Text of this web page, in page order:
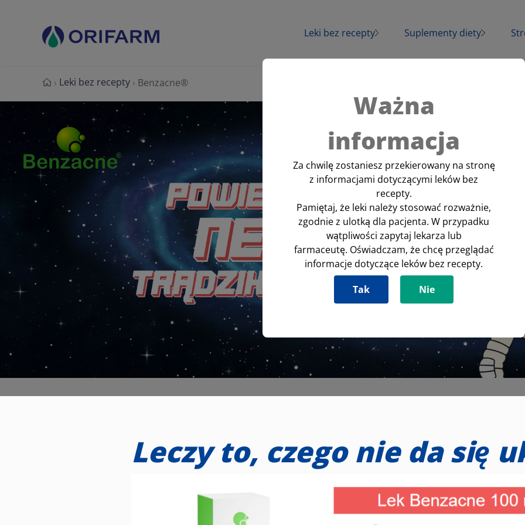
Leki bez recepty
Multi-Sanostol®
Sanosvit® Calcium
Albothyl®
Suplementy diety
Vitrum® D3
Amolowe® Na
Gardło
Sanostol®
Vitrum® Calcium
Vitrum® Osteo
Strona główna
› Leki bez recepty › Benzacne®
Leczy to, czego nie da się
Ważna
informacja
Za chwilę zostaniesz przekierowany na stronę
z informacjami dotyczącymi leków bez
recepty.
Pamiętaj, że leki należy stosować rozważnie,
zgodnie z ulotką dla pacjenta. W przypadku
wątpliwości zapytaj lekarza lub
farmaceutę. Oświadczam, że chcę przeglądać
informacje dotyczące leków bez recepty.
Tak
Nie